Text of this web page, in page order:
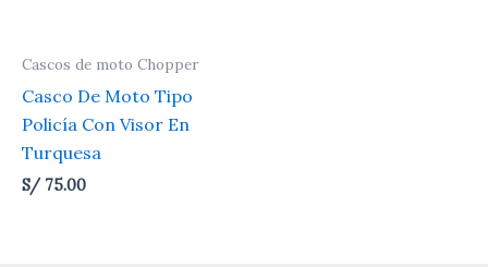
Cascos de moto Chopper
Casco De Moto Tipo
Policía Con Visor En
Turquesa
S/75.00